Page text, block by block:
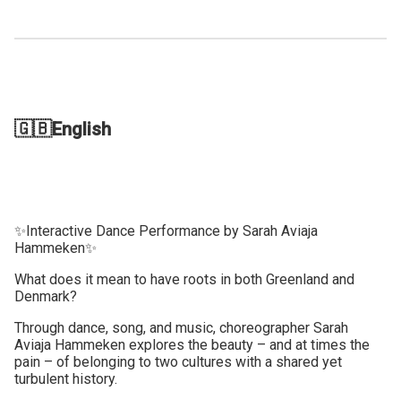
🇬🇧English
✨Interactive Dance Performance by Sarah Aviaja
Hammeken✨
What does it mean to have roots in both Greenland and
Denmark?
Through dance, song, and music, choreographer Sarah
Aviaja Hammeken explores the beauty – and at times the
pain – of belonging to two cultures with a shared yet
turbulent history.